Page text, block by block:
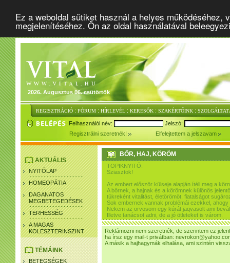
Ez a weboldal sütiket használ a helyes
megjelenítéséhez. Ön az oldal használatával
2026. Augusztus 06. csütörtök
REGISZTRÁCIÓ : FÓRUM : HÍRLEVÉL : KERESŐK : SZAKÉRTŐINK :
Felhasználói név:
Jelszó:
Regisztrálni szeretnék!
Elfelejtettem a jelszavam
AKTUÁLIS
NYITÓLAP
HOMEOPÁTIA
DAGANATOS
MEGBETEGEDÉSEK
TERHESSÉG
A MAGAS
KOLESZTERINSZINT
TÉMÁINK
BETEGSÉGEK
BŐR, HAJ, KÖRÖM
TOPIKNYITÓ:
Sziasztok!
Az embert először külseje alapján ítéli meg a
A bőrnek, a hajnak és a körömnek különös
tükreként vitalitást, életörömöt, fiatalságot
Sok embernek vannak problémái ezekkel,
Nekem az orvosom egy kúrát jaqvasolt ami
Illetve tanácsot adni, de a jó ötleteket is várom.
Reklámozni nem szeretnék, de szerintem ez
ha írsz egy mail-t privátban:
A másik a hajhagymák elhalása, ami szintén